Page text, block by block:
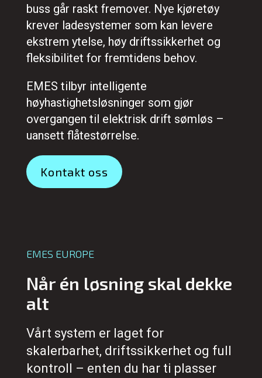
buss går raskt fremover. Nye kjøretøy
krever ladesystemer som kan levere
ekstrem ytelse, høy driftssikkerhet og
fleksibilitet for fremtidens behov.
EMES tilbyr intelligente
høyhastighetsløsninger som gjør
overgangen til elektrisk drift sømløs –
uansett flåtestørrelse.
Kontakt oss
EMES EUROPE
Når én løsning skal dekke
alt
Vårt system er laget for
skalerbarhet, driftssikkerhet og full
kontroll – enten du har ti plasser